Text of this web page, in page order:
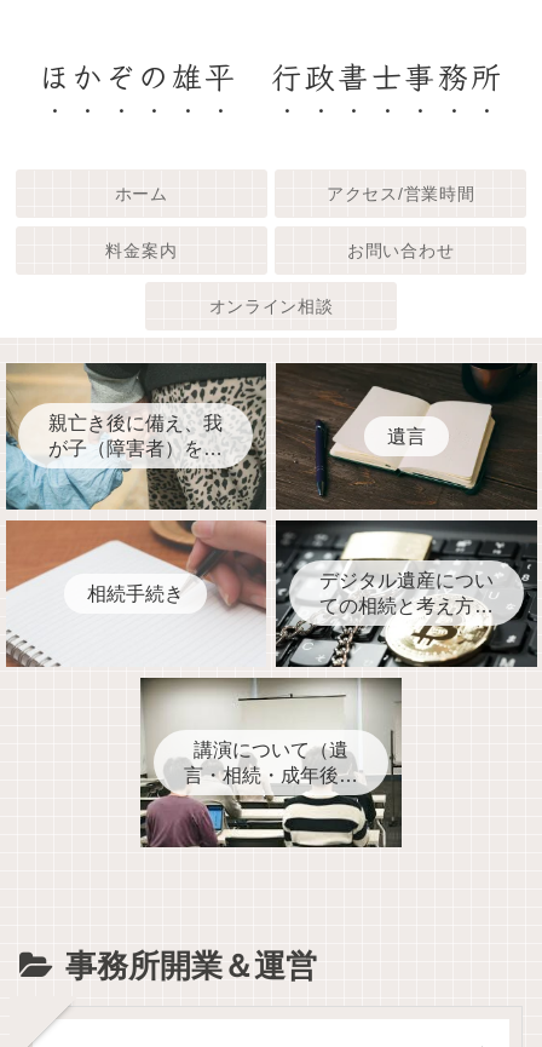
ほかぞの雄平 行政書士事務所
ホーム アクセス/営業時間
料金案内 お問い合わせ
オンライン相談
親亡き後に備え、我
が子（障害者）を守
るために今、何をす
べきか
遺言
相続手続き
デジタル遺産につい
ての相続と考え方と
事前対処
講演について（遺
言・相続・成年後見
人・家族信託・死後
事務契約など
事務所開業＆運営